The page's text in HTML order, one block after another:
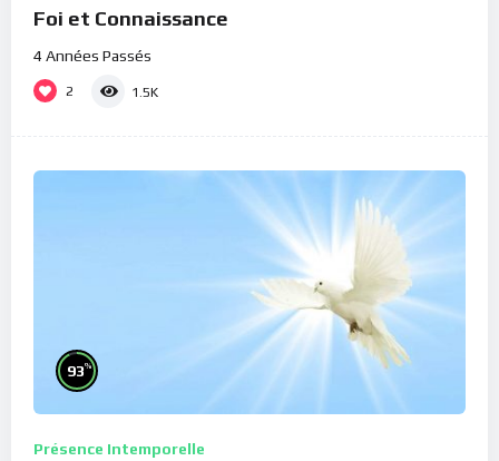
Foi et Connaissance
4 Années Passés
2 1.5K
93%
Présence Intemporelle